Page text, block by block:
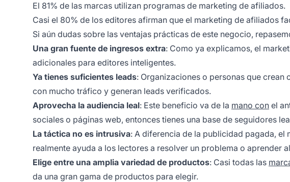
El 81% de las marcas utilizan programas de marketing de afiliados.
Casi el 80% de los editores afirman que el marketing de afiliados
Si aún dudas sobre las ventajas prácticas de este negocio,
Una gran fuente de ingresos extra: Como ya explicamos, el
adicionales para editores inteligentes.
Ya tienes suficientes leads: Organizaciones o personas que
con mucho tráfico y generan leads verificados.
Aprovecha la audiencia leal: Este beneficio va de la mano con el
sociales o páginas web, entonces tienes una base de seguidores
La táctica no es intrusiva: A diferencia de la publicidad pagada,
realmente ayuda a los lectores a resolver un problema o aprender
Elige entre una amplia variedad de productos: Casi todas las
da una gran gama de productos para elegir.